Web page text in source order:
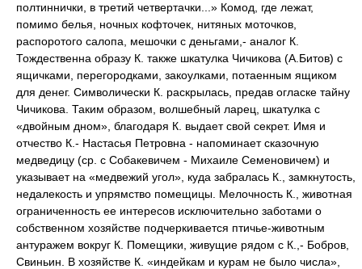
полтиннички, в третий четвертачки...» Комод, где лежат,
помимо белья, ночных кофточек, нитяных моточков,
распоротого салопа, мешочки с деньгами,- аналог К.
Тождественна образу К. также шкатулка Чичикова (А.Битов) с
ящичками, перегородками, закоулками, потаенным ящиком
для денег. Символически К. раскрылась, предав огласке тайну
Чичикова. Таким образом, волшебный ларец, шкатулка с
«двойным дном», благодаря К. выдает свой секрет. Имя и
отчество К.- Настасья Петровна - напоминает сказочную
медведицу (ср. с Собакевичем - Михаиле Семеновичем) и
указывает на «медвежий угол», куда забралась К., замкнутость,
недалекость и упрямство помещицы. Мелочность К., животная
ограниченность ее интересов исключительно заботами о
собственном хозяйстве подчеркивается птичье-животным
антуражем вокруг К. Помещики, живущие рядом с К.,- Бобров,
Свиньин. В хозяйстве К. «индейкам и курам не было числа»,